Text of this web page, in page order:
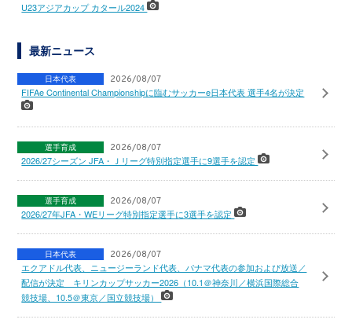
U23アジアカップ カタール2024
最新ニュース
日本代表 2026/08/07
FIFAe Continental Championshipに臨むサッカーe日本代表 選手4名が決定
選手育成 2026/08/07
2026/27シーズン JFA・Ｊリーグ特別指定選手に9選手を認定
選手育成 2026/08/07
2026/27年JFA・WEリーグ特別指定選手に3選手を認定
日本代表 2026/08/07
エクアドル代表、ニュージーランド代表、パナマ代表の参加および放送／
配信が決定 キリンカップサッカー2026（10.1＠神奈川／横浜国際総合
競技場、10.5＠東京／国立競技場）